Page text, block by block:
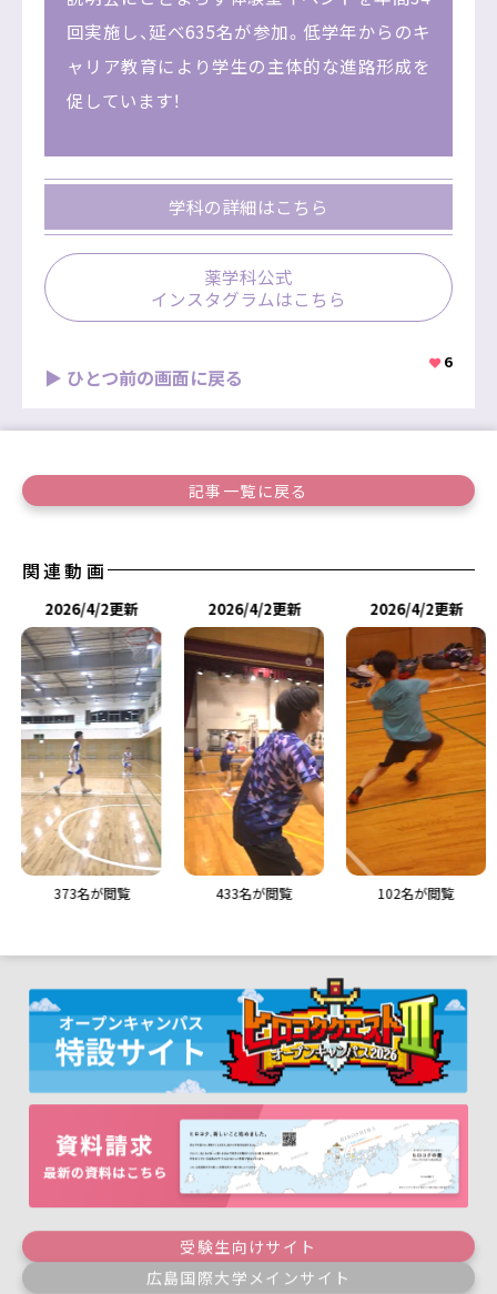
回実施し、延べ635名が参加。低学年からのキ
ャリア教育により学生の主体的な進路形成を
促しています！
学科の詳細はこちら
薬学科公式
インスタグラムはこちら
6
▶ ひとつ前の画面に戻る
記事一覧に戻る
関連動画
2026/4/2更新
373名が閲覧
2026/4/2更新
433名が閲覧
2026/4/2更新
392名が閲覧
受験生向けサイト
広島国際大学メインサイト